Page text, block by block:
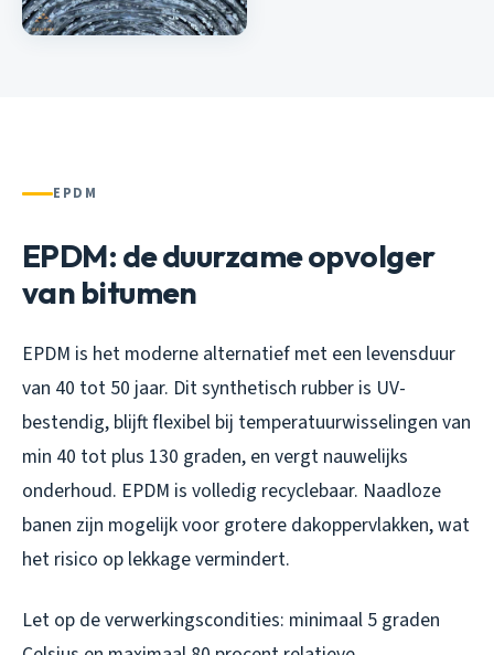
EPDM
EPDM: de duurzame opvolger
van bitumen
EPDM is het moderne alternatief met een levensduur
van 40 tot 50 jaar. Dit synthetisch rubber is UV-
bestendig, blijft flexibel bij temperatuurwisselingen van
min 40 tot plus 130 graden, en vergt nauwelijks
onderhoud. EPDM is volledig recyclebaar. Naadloze
banen zijn mogelijk voor grotere dakoppervlakken, wat
het risico op lekkage vermindert.
Let op de verwerkingscondities: minimaal 5 graden